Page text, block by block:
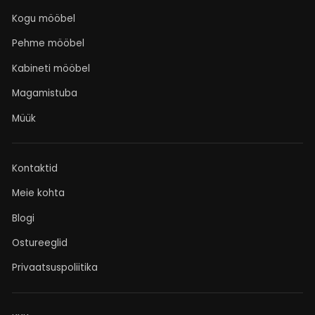
Kogu mööbel
Pehme mööbel
Kabineti mööbel
Magamistuba
Müük
Kontaktid
Meie kohta
Blogi
Ostureeglid
Privaatsuspoliitika